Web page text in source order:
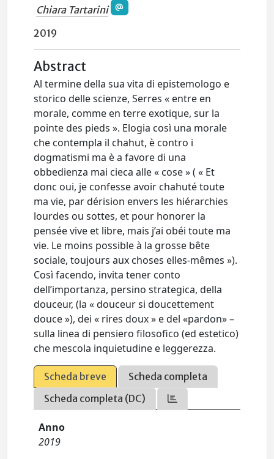
Chiara Tartarini
2019
Abstract
Al termine della sua vita di epistemologo e
storico delle scienze, Serres « entre en
morale, comme en terre exotique, sur la
pointe des pieds ». Elogia così una morale
che contempla il chahut, è contro i
dogmatismi ma è a favore di una
obbedienza mai cieca alle « cose » ( « Et
donc oui, je confesse avoir chahuté toute
ma vie, par dérision envers les hiérarchies
lourdes ou sottes, et pour honorer la
pensée vive et libre, mais j’ai obéi toute ma
vie. Le moins possible à la grosse bête
sociale, toujours aux choses elles-mêmes »).
Così facendo, invita tener conto
dell’importanza, persino strategica, della
douceur, (la « douceur si doucettement
douce »), dei « rires doux » e del «pardon» –
sulla linea di pensiero filosofico (ed estetico)
che mescola inquietudine e leggerezza.
Scheda breve
Scheda completa
Scheda completa (DC)
Anno
2019